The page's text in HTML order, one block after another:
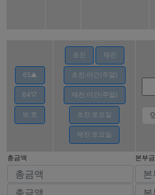
65▲
64▽
보.호
초진 재진
초진:야간(주말)
재진:야간(주말)
초진:토요일
재진:토요일
총금액 본부금